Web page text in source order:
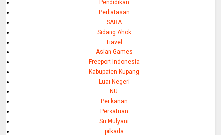
Pendidikan
Perbatasan
SARA
Sidang Ahok
Travel
Asian Games
Freeport Indonesia
Kabupaten Kupang
Luar Negeri
NU
Perikanan
Persatuan
Sri Mulyani
pilkada